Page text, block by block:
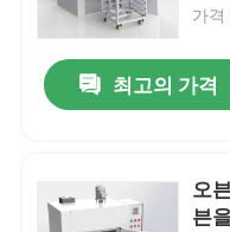
항온 배양기
냉각 인큐베이터
온도 습도 챔버
가
최고의 가격
오
븐